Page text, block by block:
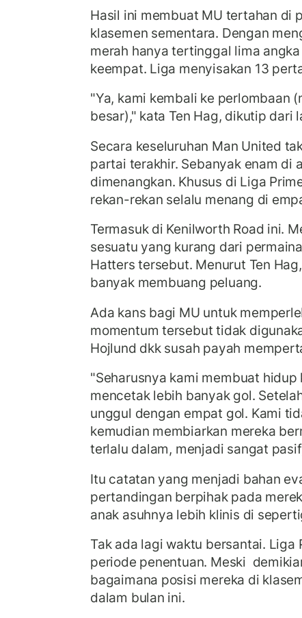
Hasil ini membuat MU tertahan di
klasemen sementara. Dengan
merah hanya tertinggal lima
keempat. Liga menyisakan 13
"Ya, kami kembali ke perlombaan
besar)," kata Ten Hag, dikutip dari
Secara keseluruhan Man United
partai terakhir. Sebanyak enam di
dimenangkan. Khusus di Liga
rekan-rekan selalu menang di
Termasuk di Kenilworth Road ini.
sesuatu yang kurang dari
Hatters tersebut. Menurut Ten
banyak membuang peluang.
Ada kans bagi MU untuk
momentum tersebut tidak
Hojlund dkk susah payah
"Seharusnya kami membuat
mencetak lebih banyak gol.
unggul dengan empat gol. Kami
kemudian membiarkan mereka
terlalu dalam, menjadi sangat
Itu catatan yang menjadi bahan
pertandingan berpihak pada
anak asuhnya lebih klinis di
Tak ada lagi waktu bersantai. Liga
periode penentuan. Meski
bagaimana posisi mereka di
dalam bulan ini.